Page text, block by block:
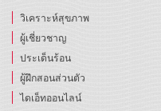
วิเคราะห์สุขภาพ
ผู้เชี่ยวชาญ
ประเด็นร้อน
ผู้ฝึกสอนส่วนตัว
ไดเอ็ทออนไลน์